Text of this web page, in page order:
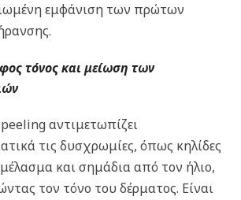
εμφάνιση των πρώτων
τόνος και μείωση των
αντιμετωπίζει
τις δυσχρωμίες, όπως κηλίδες
και σημάδια από τον ήλιο,
τον τόνο του δέρματος. Είναι